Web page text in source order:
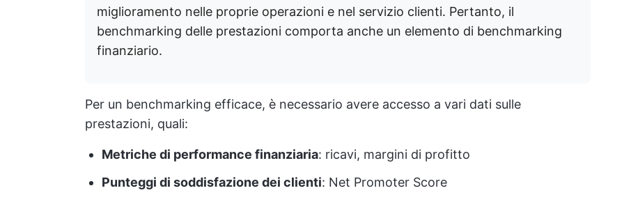
miglioramento nelle proprie operazioni e nel servizio clienti. Pertanto, il
benchmarking delle prestazioni comporta anche un elemento di benchmarking
finanziario.
Per un benchmarking efficace, è necessario avere accesso a vari dati sulle
prestazioni, quali:
Metriche di performance finanziaria: ricavi, margini di profitto
Punteggi di soddisfazione dei clienti: Net Promoter Score